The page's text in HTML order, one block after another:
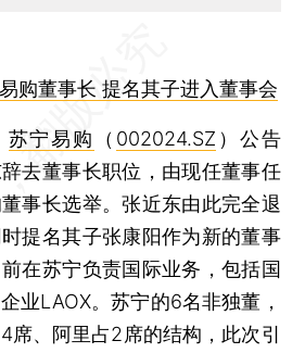
购董事长 提名其子进入董事会
苏宁易购 （ 002024.SZ ）公告
去董事长职位，由现任董事任
事长选举。张近东由此完全退
提名其子张康阳作为新的董事
在苏宁负责国际业务，包括国
业LAOX。苏宁的6名非独董，
席、阿里占2席的结构，此次引